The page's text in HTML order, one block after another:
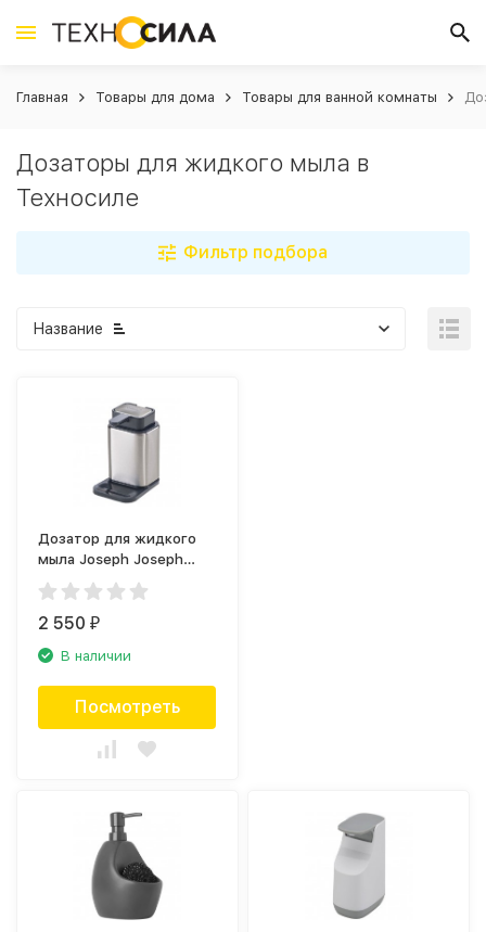
Главная Товары для дома Товары для ванной комнаты
Дозаторы для жидкого мыла в
Техносиле
Фильтр подбора
Название
Дозатор для жидкого
мыла Joseph Joseph
Surface 85113
2 550₽
В наличии
Посмотреть